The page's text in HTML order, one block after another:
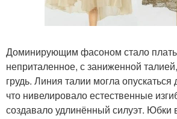
Доминирующим фасоном стало
неприталенное, с заниженной
грудь. Линия талии могла
что нивелировало естественные
создавало удлинённый силуэт. Юбки